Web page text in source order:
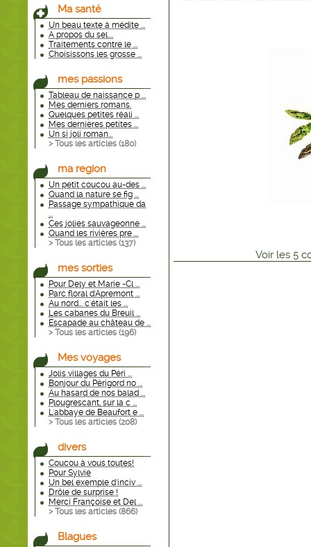
Ma santé
Un beau texte à médite ...
A propos du sel....
Traitements contre le ...
Choisissons les grosse ...
mes passions
Tableau de naissance p ...
Mes derniers romans.
Quelques petites réali ...
Mes dernières petites ...
Un si joli roman...
> Tous les articles (180)
ma region
Un petit coucou au-des ...
Quand la nature se fig ...
Passage sympathique da
...
Ces jolies sauvageonne ...
Quand les rivières pre ...
> Tous les articles (137)
mes sorties
Pour Dely et Marie -Cl ...
Parc floral d'Apremont ...
Au nord... c'était les ...
Les cabanes du Breuil ...
Escapade au château de ...
> Tous les articles (196)
Mes voyages
Jolis villages du Péri ...
Bonjour du Périgord no ...
Au hasard de nos balad ...
Plougrescant, sur la c ...
L'abbaye de Beaufort e ...
> Tous les articles (208)
divers
Coucou à vous toutes!
Pour Sylvie
Un bel exemple d'inciv ...
Drôle de surprise !
Merci Françoise et Del ...
> Tous les articles (866)
Blagues
Voir les 5